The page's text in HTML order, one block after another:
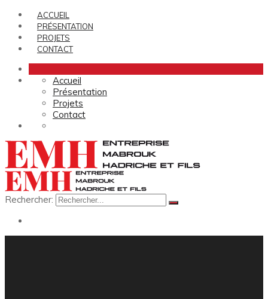
ACCUEIL
PRÉSENTATION
PROJETS
CONTACT
Accueil
Présentation
Projets
Contact
Rechercher: